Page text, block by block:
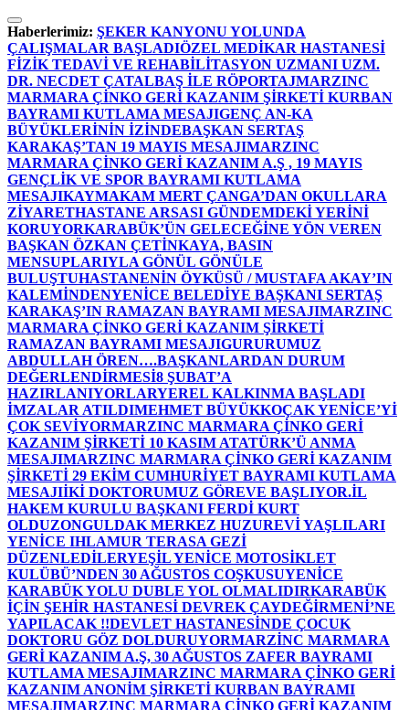
İçeriğe
atla
Haberlerimiz: ŞEKER KANYONU YOLUNDA
ÇALIŞMALAR BAŞLADIÖZEL MEDİKAR HASTANESİ
FİZİK TEDAVİ VE REHABİLİTASYON UZMANI UZM.
DR. NECDET ÇATALBAŞ İLE RÖPORTAJMARZINC
MARMARA ÇİNKO GERİ KAZANIM ŞİRKETİ KURBAN
BAYRAMI KUTLAMA MESAJIGENÇ AN-KA
BÜYÜKLERİNİN İZİNDEBAŞKAN SERTAŞ
KARAKAŞ’TAN 19 MAYIS MESAJIMARZINC
MARMARA ÇİNKO GERİ KAZANIM A.Ş , 19 MAYIS
GENÇLİK VE SPOR BAYRAMI KUTLAMA
MESAJIKAYMAKAM MERT ÇANGA’DAN OKULLARA
ZİYARETHASTANE ARSASI GÜNDEMDEKİ YERİNİ
KORUYORKARABÜK’ÜN GELECEĞİNE YÖN VEREN
BAŞKAN ÖZKAN ÇETİNKAYA, BASIN
MENSUPLARIYLA GÖNÜL GÖNÜLE
BULUŞTUHASTANENİN ÖYKÜSÜ / MUSTAFA AKAY’IN
KALEMİNDENYENİCE BELEDİYE BAŞKANI SERTAŞ
KARAKAŞ’IN RAMAZAN BAYRAMI MESAJIMARZINC
MARMARA ÇİNKO GERİ KAZANIM ŞİRKETİ
RAMAZAN BAYRAMI MESAJIGURURUMUZ
ABDULLAH ÖREN….BAŞKANLARDAN DURUM
DEĞERLENDİRMESİ8 ŞUBAT’A
HAZIRLANIYORLARYEREL KALKINMA BAŞLADI
İMZALAR ATILDIMEHMET BÜYÜKKOÇAK YENİCE’Yİ
ÇOK SEVİYORMARZINC MARMARA ÇİNKO GERİ
KAZANIM ŞİRKETİ 10 KASIM ATATÜRK’Ü ANMA
MESAJIMARZINC MARMARA ÇİNKO GERİ KAZANIM
ŞİRKETİ 29 EKİM CUMHURİYET BAYRAMI KUTLAMA
MESAJIİKİ DOKTORUMUZ GÖREVE BAŞLIYOR.İL
HAKEM KURULU BAŞKANI FERDİ KURT
OLDUZONGULDAK MERKEZ HUZUREVİ YAŞLILARI
YENİCE IHLAMUR TERASA GEZİ
DÜZENLEDİLERYEŞİL YENİCE MOTOSİKLET
KULÜBÜ’NDEN 30 AĞUSTOS COŞKUSUYENİCE
KARABÜK YOLU DUBLE YOL OLMALIDIRKARABÜK
İÇİN ŞEHİR HASTANESİ DEVREK ÇAYDEĞİRMENİ’NE
YAPILACAK !!DEVLET HASTANESİNDE ÇOCUK
DOKTORU GÖZ DOLDURUYORMARZİNC MARMARA
GERİ KAZANIM A.Ş, 30 AĞUSTOS ZAFER BAYRAMI
KUTLAMA MESAJIMARZINC MARMARA ÇİNKO GERİ
KAZANIM ANONİM ŞİRKETİ KURBAN BAYRAMI
MESAJIMARZINC MARMARA ÇİNKO GERİ KAZANIM